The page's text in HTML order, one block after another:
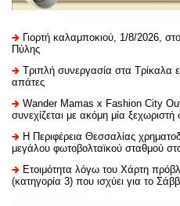
Γιορτή καλαμποκιού, 1/8/2026,
Πύλης
Τριπλή συνεργασία στα Τρίκαλα
απάτες
Wander Mamas x Fashion City
συνεχίζεται με ακόμη μία
H Περιφέρεια Θεσσαλίας
μεγάλου φωτοβολταϊκού σταθμού
Ετοιμότητα λόγω του Χάρτη
(κατηγορία 3) που ισχύει για το